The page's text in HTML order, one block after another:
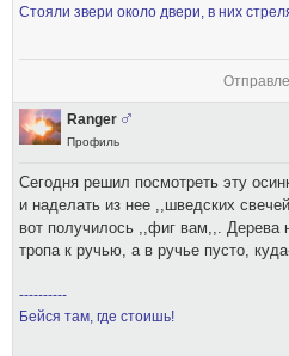
Стояли звери около двери, в них
Ranger
Профиль
Сегодня решил посмотреть эту
и наделать из нее ,,шведских
вот получилось ,,фиг вам,,. Дерева
тропа к ручью, а в ручье пусто,
----------
Бейся там, где стоишь!